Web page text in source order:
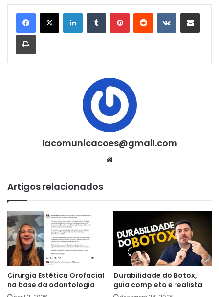
LinkedinTumblr PinterestReddit VK Compartilhar via e-mail
Imprimir
lacomunicacoes@gmail.com
Artigos relacionados
Cirurgia Estética Orofacial
na base da odontologia
Durabilidade do Botox,
guia completo e realista